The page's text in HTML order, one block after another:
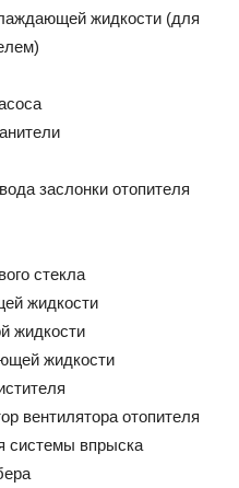
жидкости (для
заслонки отопителя
стекла
жидкости
жидкости
жидкости
вентилятора отопителя
системы впрыска